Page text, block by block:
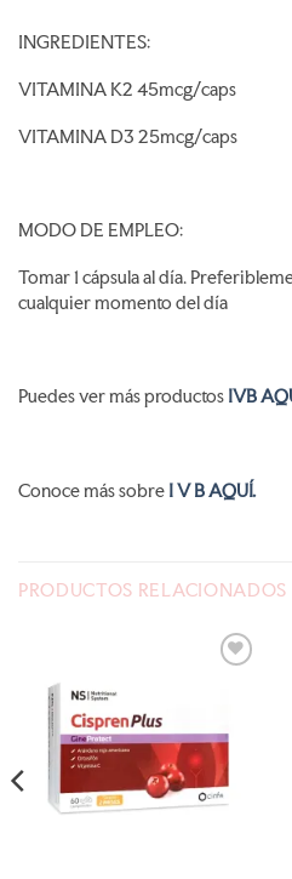
INGREDIENTES:
VITAMINA K2 45mcg/caps
VITAMINA D3 25mcg/caps
MODO DE EMPLEO:
Tomar 1 cápsula al día.
cualquier momento del día
Puedes ver más productos IVB
Conoce más sobre I V B AQUÍ.
PRODUCTOS RELACIONADOS
DE
DESEOS